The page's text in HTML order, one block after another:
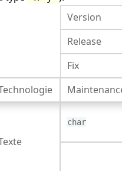
Version
Release
Fix
char